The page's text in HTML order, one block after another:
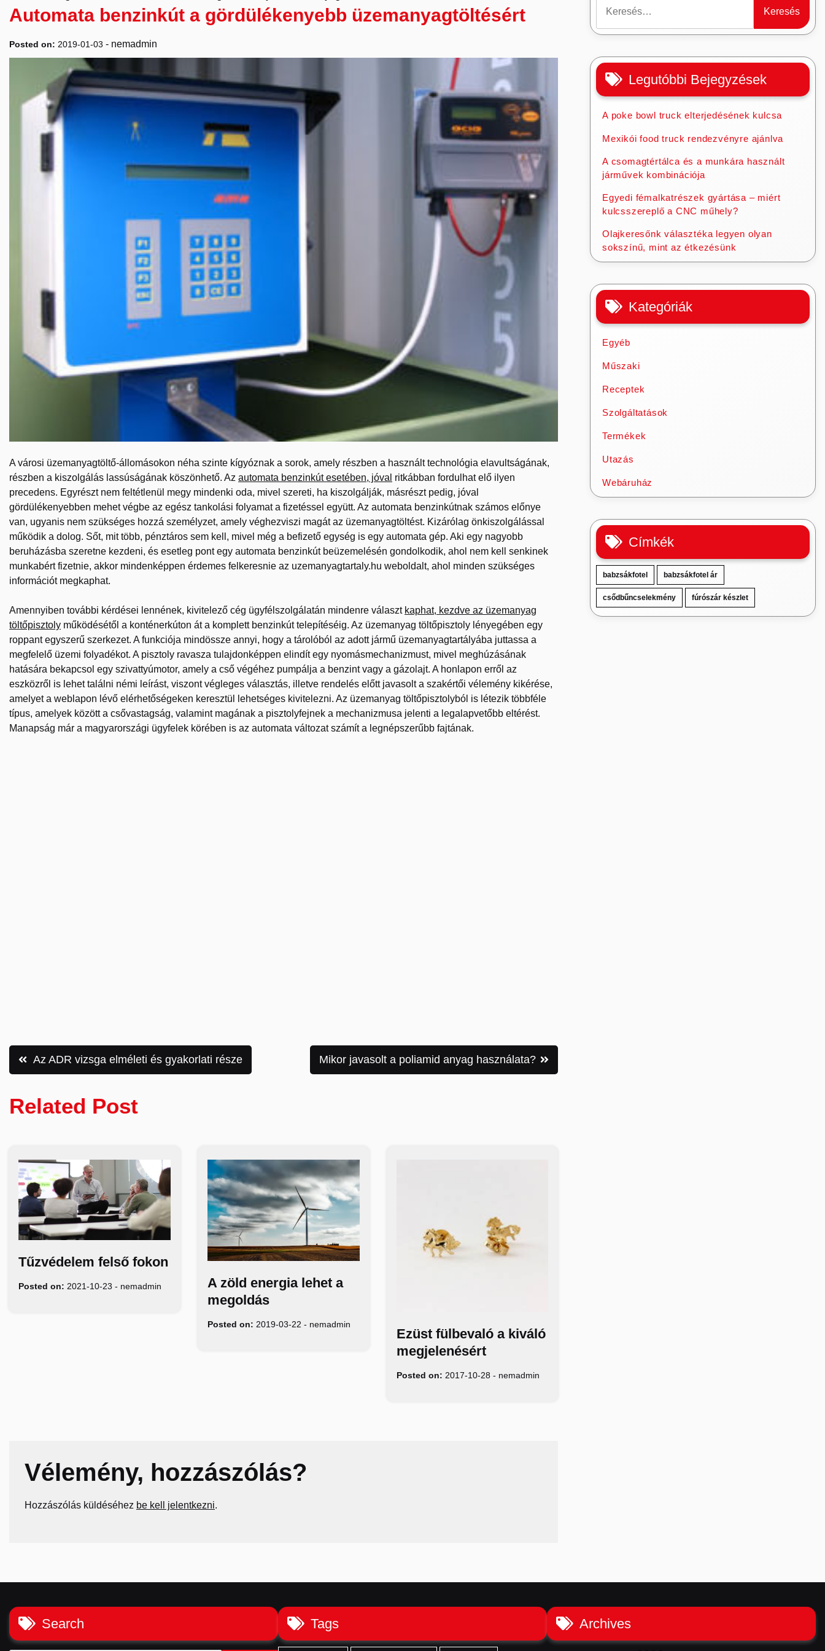
Automata benzinkút a gördülékenyebb üzemanyagtöltésért
Posted on: 2019-01-03 - nemadmin
A városi üzemanyagtöltő-állomásokon néha szinte kígyóznak a sorok, amely részben a használt technológia elavultságának,
részben a kiszolgálás lassúságának köszönhető. Az automata benzinkút esetében, jóval ritkábban fordulhat elő ilyen
precedens. Egyrészt nem feltétlenül megy mindenki oda, mivel szereti, ha kiszolgálják, másrészt pedig, jóval
gördülékenyebben mehet végbe az egész tankolási folyamat a fizetéssel együtt. Az automata benzinkútnak számos előnye
van, ugyanis nem szükséges hozzá személyzet, amely véghezviszi magát az üzemanyagtöltést. Kizárólag önkiszolgálással
működik a dolog. Sőt, mit több, pénztáros sem kell, mivel még a befizető egység is egy automata gép. Aki egy nagyobb
beruházásba szeretne kezdeni, és esetleg pont egy automata benzinkút beüzemelésén gondolkodik, ahol nem kell senkinek
munkabért fizetnie, akkor mindenképpen érdemes felkeresnie az uzemanyagtartaly.hu weboldalt, ahol minden szükséges
információt megkaphat.
Amennyiben további kérdései lennének, kivitelező cég ügyfélszolgálatán mindenre választ kaphat, kezdve az üzemanyag
töltőpisztoly működésétől a konténerkúton át a komplett benzinkút telepítéséig. Az üzemanyag töltőpisztoly lényegében egy
roppant egyszerű szerkezet. A funkciója mindössze annyi, hogy a tárolóból az adott jármű üzemanyagtartályába juttassa a
megfelelő üzemi folyadékot. A pisztoly ravasza tulajdonképpen elindít egy nyomásmechanizmust, mivel meghúzásának
hatására bekapcsol egy szivattyúmotor, amely a cső végéhez pumpálja a benzint vagy a gázolajt. A honlapon erről az
eszközről is lehet találni némi leírást, viszont végleges választás, illetve rendelés előtt javasolt a szakértői vélemény kikérése,
amelyet a weblapon lévő elérhetőségeken keresztül lehetséges kivitelezni. Az üzemanyag töltőpisztolyból is létezik többféle
típus, amelyek között a csővastagság, valamint magának a pisztolyfejnek a mechanizmusa jelenti a legalapvetőbb eltérést.
Manapság már a magyarországi ügyfelek körében is az automata változat számít a legnépszerűbb fajtának.
Bejegyzés
navigáció
Az ADR vizsga elméleti és gyakorlati része Mikor javasolt a poliamid anyag használata?
Related Post
Tűzvédelem felső fokon
Posted on: 2021-10-23 - nemadmin
A zöld energia lehet a
megoldás
Posted on: 2019-03-22 - nemadmin
Ezüst fülbevaló a kiváló
megjelenésért
Posted on: 2017-10-28 - nemadmin
Vélemény, hozzászólás?
Hozzászólás küldéséhez be kell jelentkezni.
Legutóbbi Bejegyzések
A poke bowl truck elterjedésének kulcsa
Mexikói food truck rendezvényre ajánlva
A csomagtértálca és a munkára használt
járművek kombinációja
Egyedi fémalkatrészek gyártása – miért
kulcsszereplő a CNC műhely?
Olajkeresőnk választéka legyen olyan
sokszínű, mint az étkezésünk
Kategóriák
Egyéb
Műszaki
Receptek
Szolgáltatások
Termékek
Utazás
Webáruház
Címkék
babzsákfotel babzsákfotel ár
csődbűncselekmény fúrószár készlet
Search Tags Archives